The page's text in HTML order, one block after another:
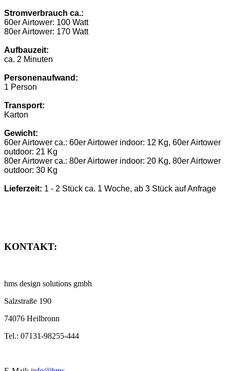
Stromverbrauch ca.:
60er Airtower: 100 Watt
80er Airtower: 170 Watt
Aufbauzeit:
ca. 2 Minuten
Personenaufwand:
1 Person
Transport:
Karton
Gewicht:
60er Airtower ca.: 60er Airtower indoor: 12 Kg, 60er Airtower
outdoor: 21 Kg
80er Airtower ca.: 80er Airtower indoor: 20 Kg, 80er Airtower
outdoor: 30 Kg
Lieferzeit: 1 - 2 Stück ca. 1 Woche, ab 3 Stück auf Anfrage
KONTAKT:
hms design solutions gmbh
Salzstraße 190
74076 Heilbronn
Tel.: 07131-98255-444